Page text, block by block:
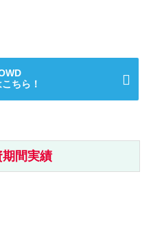
ちら！
間実績